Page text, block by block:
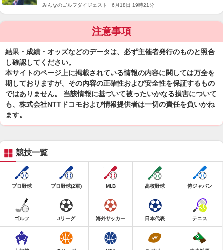
アー】
みんなのゴルフダイジェスト 6月18日 19時21分
注意事項
結果・成績・オッズなどのデータは、必ず主催者発行のものと照合
し確認してください。
本サイトのページ上に掲載されている情報の内容に関しては万全を
期しておりますが、その内容の正確性および安全性を保証するもの
ではありません。 当該情報に基づいて被ったいかなる損害について
も、株式会社NTTドコモおよび情報提供者は一切の責任を負いかね
ます。
競技一覧
プロ野球 プロ野球(2軍) MLB 高校野球 侍ジャパン
ゴルフ Jリーグ 海外サッカー 日本代表 テニス